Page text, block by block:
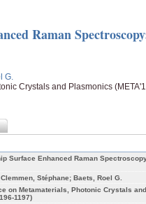
Raman
G.
Crystals and Plasmonics
Surface Enhanced Raman
Stéphane; Baets, Roel G.
on Metamaterials, Photonic Crystals and
1197)